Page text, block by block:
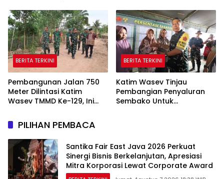
BERITA TERKINI
Pembangunan Jalan 750
Meter Dilintasi Katim
Wasev TMMD Ke-129, Ini
BERITA TERKINI
Katim Wasev Tinjau
Pembangian Penyaluran
Sembako Untuk
PILIHAN PEMBACA
Santika Fair East Java 2026 Perkuat
Sinergi Bisnis Berkelanjutan, Apresiasi
Mitra Korporasi Lewat Corporate Award